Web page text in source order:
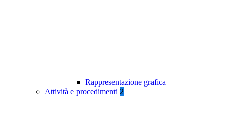
Rappresentazione grafica
Attività e procedimenti 2